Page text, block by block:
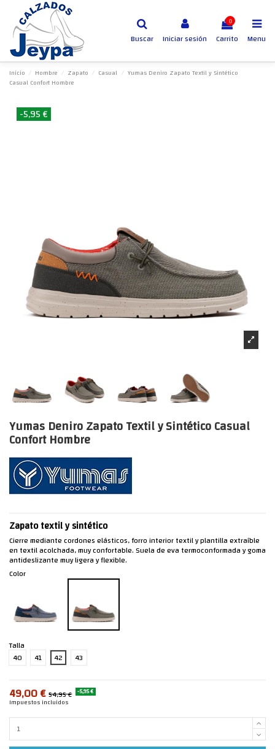
Buscar Iniciar sesión
0
Carrito Menu
Inicio Hombre Zapato Casual
Yumas Deniro Zapato Textil y Sintético
Casual Confort Hombre
-5,95 €
Yumas Deniro Zapato Textil y Sintético Casual
Confort Hombre
Zapato textil y sintético
Cierre mediante cordones elásticos, forro interior textil y plantilla extraíble
en textil acolchada, muy confortable. Suela de eva termoconformada y goma
antideslizante muy ligera y flexible.
Color
Talla
40
41 42 43
49,00 € 54,95 € -5,95 €
Impuestos incluidos